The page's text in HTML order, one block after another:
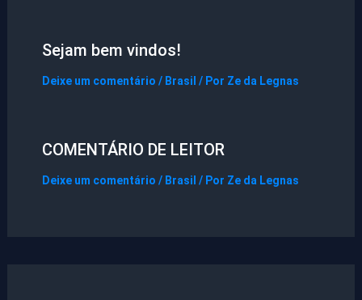
Sejam bem vindos!
Deixe um comentário / Brasil / Por Ze da Legnas
COMENTÁRIO DE LEITOR
Deixe um comentário / Brasil / Por Ze da Legnas